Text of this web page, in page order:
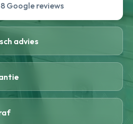
Google reviews
advies